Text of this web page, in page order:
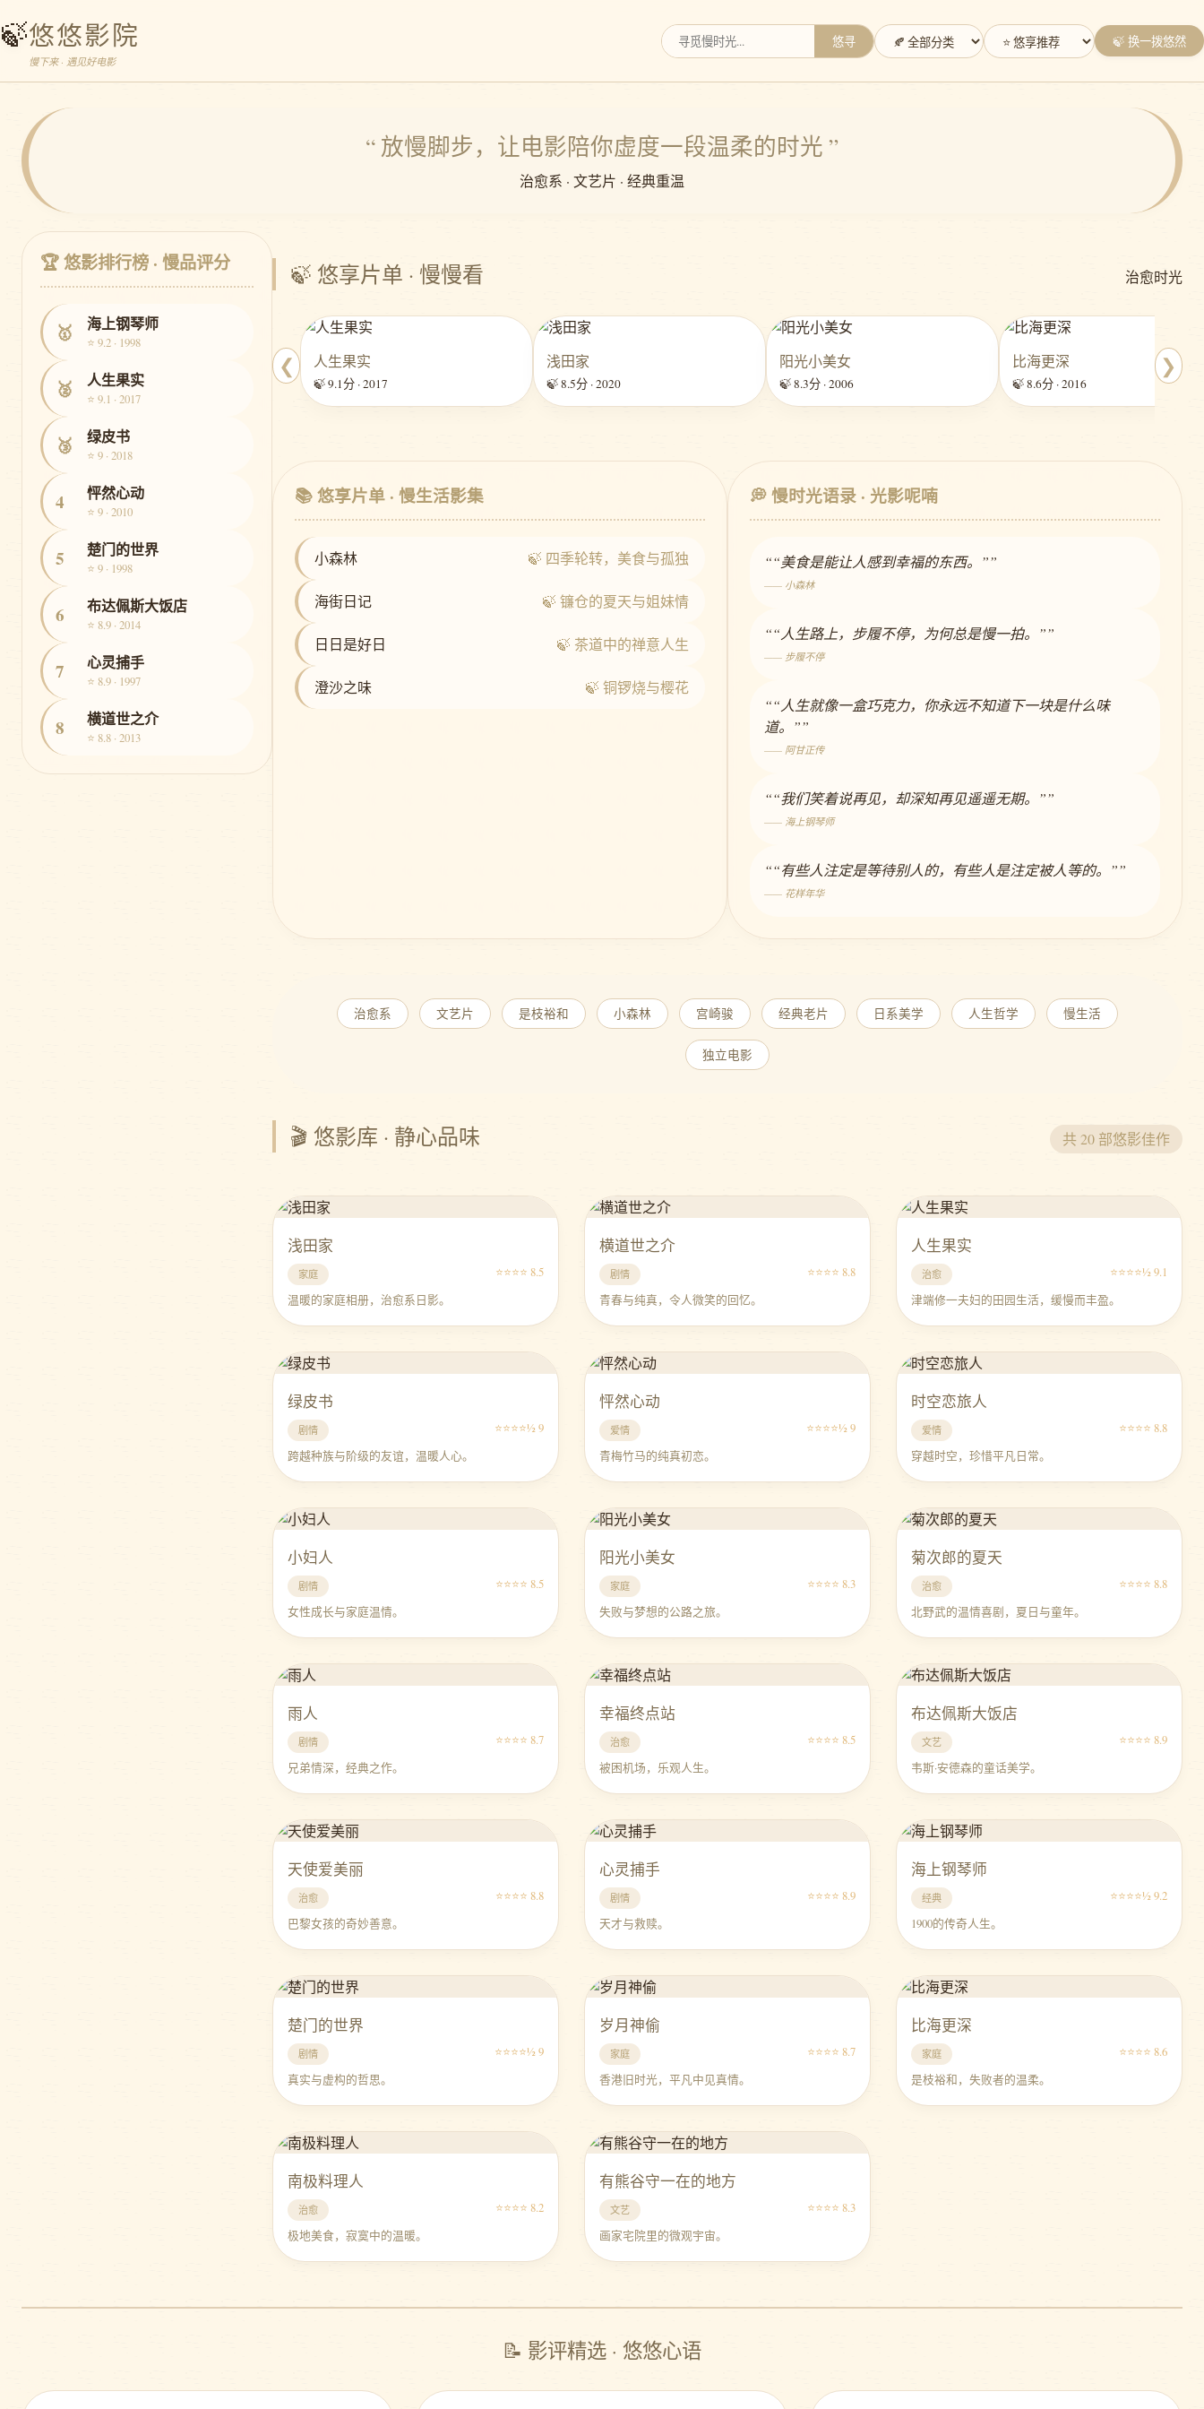
🍃悠悠影院
慢下来 · 遇见好电影
悠寻 🍃 换一拨悠然
“ 放慢脚步，让电影陪你虚度一段温柔的时光 ”
治愈系 · 文艺片 · 经典重温
🏆 悠影排行榜 · 慢品评分
🥇 海上钢琴师
⭐ 9.2 · 1998
🥈 人生果实
⭐ 9.1 · 2017
🥉 绿皮书
⭐ 9 · 2018
4 怦然心动
⭐ 9 · 2010
5 楚门的世界
⭐ 9 · 1998
6 布达佩斯大饭店
⭐ 8.9 · 2014
7 心灵捕手
⭐ 8.9 · 1997
8 横道世之介
⭐ 8.8 · 2013
🍃 悠享片单 · 慢慢看 治愈时光
❮ 人生果实
🍃 9.1分 · 2017
浅田家
🍃 8.5分 · 2020
阳光小美女
🍃 8.3分 · 2006
比海更深
🍃 8.6分 · 2016
❯
📚 悠享片单 · 慢生活影集
小森林 🍃 四季轮转，美食与孤独
海街日记 🍃 镰仓的夏天与姐妹情
日日是好日 🍃 茶道中的禅意人生
澄沙之味 🍃 铜锣烧与樱花
💭 慢时光语录 · 光影呢喃
““美食是能让人感到幸福的东西。””
—— 小森林
““人生路上，步履不停，为何总是慢一拍。””
—— 步履不停
““人生就像一盒巧克力，你永远不知道下一块是什么味
道。””
—— 阿甘正传
““我们笑着说再见，却深知再见遥遥无期。””
—— 海上钢琴师
““有些人注定是等待别人的，有些人是注定被人等的。””
—— 花样年华
治愈系 文艺片 是枝裕和 小森林 宫崎骏 经典老片 日系美学 人生哲学 慢生活
独立电影
🎬 悠影库 · 静心品味 共 20 部悠影佳作
浅田家
家庭
⭐⭐⭐⭐ 8.5
温暖的家庭相册，治愈系日影。
横道世之介
剧情
⭐⭐⭐⭐ 8.8
青春与纯真，令人微笑的回忆。
人生果实
治愈
⭐⭐⭐⭐½ 9.1
津端修一夫妇的田园生活，缓慢而丰盈。
绿皮书
剧情
⭐⭐⭐⭐½ 9
跨越种族与阶级的友谊，温暖人心。
怦然心动
爱情
⭐⭐⭐⭐½ 9
青梅竹马的纯真初恋。
时空恋旅人
爱情
⭐⭐⭐⭐ 8.8
穿越时空，珍惜平凡日常。
小妇人
剧情
⭐⭐⭐⭐ 8.5
女性成长与家庭温情。
阳光小美女
家庭
⭐⭐⭐⭐ 8.3
失败与梦想的公路之旅。
菊次郎的夏天
治愈
⭐⭐⭐⭐ 8.8
北野武的温情喜剧，夏日与童年。
雨人
剧情
⭐⭐⭐⭐ 8.7
兄弟情深，经典之作。
幸福终点站
治愈
⭐⭐⭐⭐ 8.5
被困机场，乐观人生。
布达佩斯大饭店
文艺
⭐⭐⭐⭐ 8.9
韦斯·安德森的童话美学。
天使爱美丽
治愈
⭐⭐⭐⭐ 8.8
巴黎女孩的奇妙善意。
心灵捕手
剧情
⭐⭐⭐⭐ 8.9
天才与救赎。
海上钢琴师
经典
⭐⭐⭐⭐½ 9.2
1900的传奇人生。
楚门的世界
剧情
⭐⭐⭐⭐½ 9
真实与虚构的哲思。
岁月神偷
家庭
⭐⭐⭐⭐ 8.7
香港旧时光，平凡中见真情。
比海更深
家庭
⭐⭐⭐⭐ 8.6
是枝裕和，失败者的温柔。
南极料理人
治愈
⭐⭐⭐⭐ 8.2
极地美食，寂寞中的温暖。
有熊谷守一在的地方
文艺
⭐⭐⭐⭐ 8.3
画家宅院里的微观宇宙。
📝 影评精选 · 悠悠心语